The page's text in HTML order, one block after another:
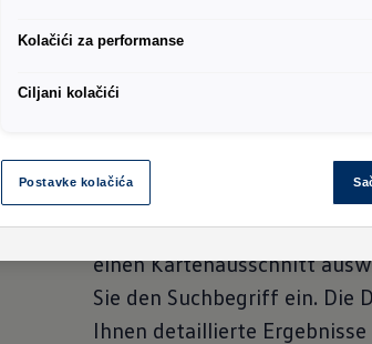
Besondere Ziele
So simpel wie eine
die Ihr Navigationssystem
Definieren Sie einfach einen
Beispiel indem Sie einen Ort,
einen Kartenausschnitt
Sie den Suchbegriff ein. Die
Ihnen detaillierte Ergebnisse
Kolačići za performanse
Ciljani kolačići
Postavke kolačića